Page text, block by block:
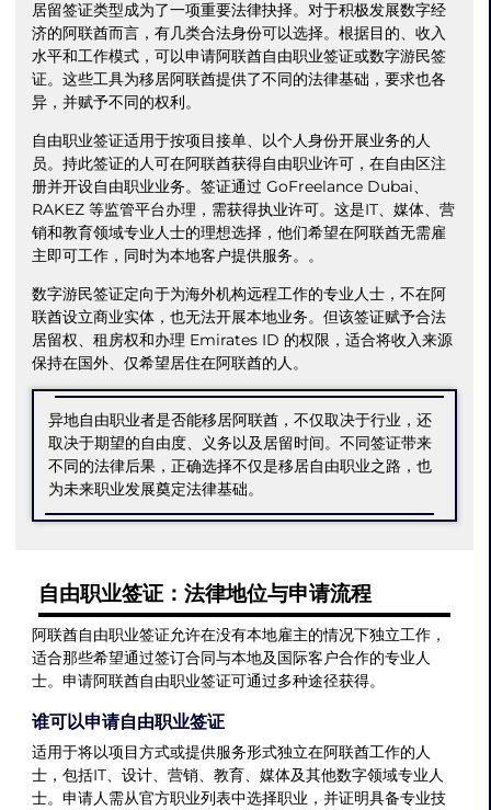
居留签证类型成为了一项重要法律抉择。对于积极发展数字经
济的阿联酋而言，有几类合法身份可以选择。根据目的、收入
水平和工作模式，可以申请阿联酋自由职业签证或数字游民签
证。这些工具为移居阿联酋提供了不同的法律基础，要求也各
异，并赋予不同的权利。
自由职业签证适用于按项目接单、以个人身份开展业务的人
员。持此签证的人可在阿联酋获得自由职业许可，在自由区注
册并开设自由职业业务。签证通过 GoFreelance Dubai、
RAKEZ 等监管平台办理，需获得执业许可。这是IT、媒体、营
销和教育领域专业人士的理想选择，他们希望在阿联酋无需雇
主即可工作，同时为本地客户提供服务。。
数字游民签证定向于为海外机构远程工作的专业人士，不在阿
联酋设立商业实体，也无法开展本地业务。但该签证赋予合法
居留权、租房权和办理 Emirates ID 的权限，适合将收入来源
保持在国外、仅希望居住在阿联酋的人。
异地自由职业者是否能移居阿联酋，不仅取决于行业，还
取决于期望的自由度、义务以及居留时间。不同签证带来
不同的法律后果，正确选择不仅是移居自由职业之路，也
为未来职业发展奠定法律基础。
自由职业签证：法律地位与申请流程
阿联酋自由职业签证允许在没有本地雇主的情况下独立工作，
适合那些希望通过签订合同与本地及国际客户合作的专业人
士。申请阿联酋自由职业签证可通过多种途径获得。
谁可以申请自由职业签证
适用于将以项目方式或提供服务形式独立在阿联酋工作的人
士，包括IT、设计、营销、教育、媒体及其他数字领域专业人
士。申请人需从官方职业列表中选择职业，并证明具备专业技